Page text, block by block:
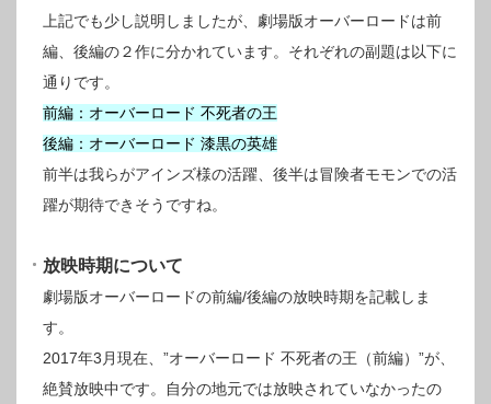
上記でも少し説明しましたが、劇場版オーバーロードは前
編、後編の２作に分かれています。それぞれの副題は以下に
通りです。
前編：オーバーロード 不死者の王
後編：オーバーロード 漆黒の英雄
前半は我らがアインズ様の活躍、後半は冒険者モモンでの活
躍が期待できそうですね。
放映時期について
劇場版オーバーロードの前編/後編の放映時期を記載しま
す。
2017年3月現在、”オーバーロード 不死者の王（前編）”が、
絶賛放映中です。自分の地元では放映されていなかったの